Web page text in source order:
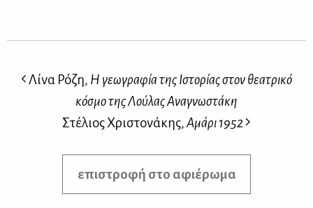
Λίνα Ρόζη, Η γεωγραφία της Ιστορίας στον θεατρικό
κόσμο της Λούλας Αναγνωστάκη
Στέλιος Χριστονάκης,Αμάρι 1952
επιστροφή στο αφιέρωμα